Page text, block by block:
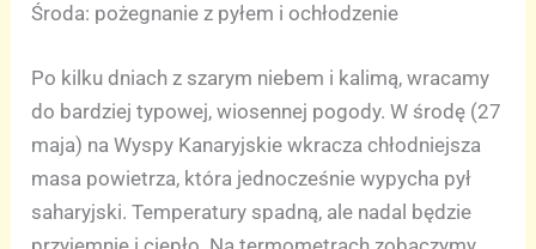
Środa: pożegnanie z pyłem i ochłodzenie
Po kilku dniach z szarym niebem i kalimą, wracamy
do bardziej typowej, wiosennej pogody. W środę (27
maja) na Wyspy Kanaryjskie wkracza chłodniejsza
masa powietrza, która jednocześnie wypycha pył
saharyjski. Temperatury spadną, ale nadal będzie